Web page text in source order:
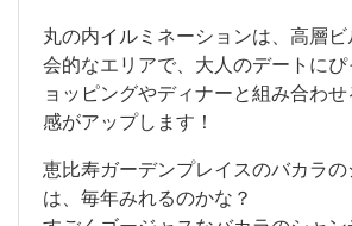
マ
ス
の
時
期
の
丸
の
内
イ
ル
ネ
ー
シ
丸の内イルミネーションは、高層
会的なエリアで、大人のデートに
ョッピングやディナーと組み合わせ
感がアップします！
恵比寿ガーデンプレイスのバカラ
は、毎年みれるのかな？